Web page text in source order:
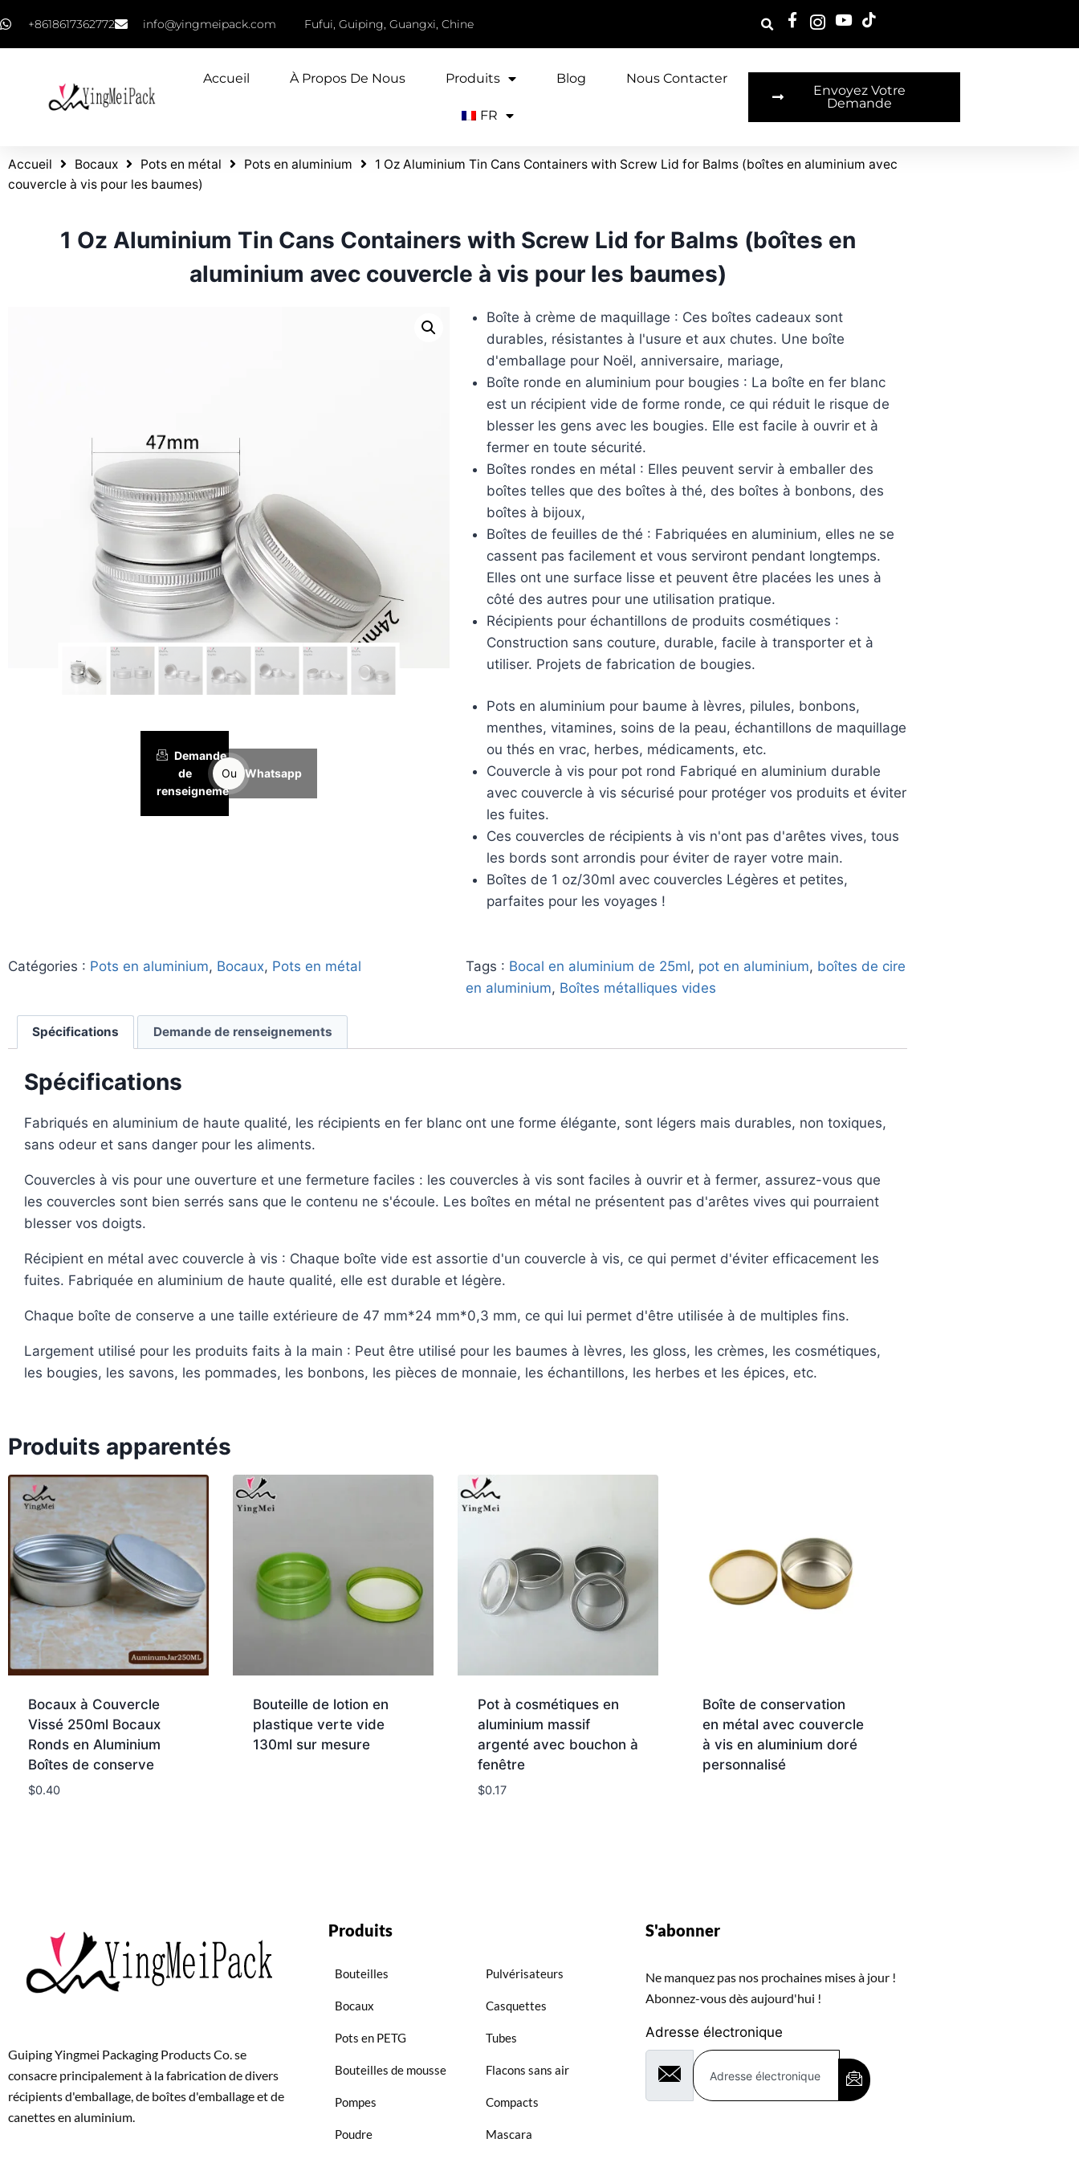
+8618617362772 info@yingmeipack.com Fufui, Guiping, Guangxi, Chine
Accueil À Propos De Nous Produits Blog Nous Contacter
FR
Envoyez Votre
Demande
Accueil Bocaux Pots en métal Pots en aluminium
1 Oz Aluminium Tin Cans Containers with Screw Lid for Balms (boîtes en aluminium avec
couvercle à vis pour les baumes)
1 Oz Aluminium Tin Cans Containers with Screw Lid for Balms (boîtes en
aluminium avec couvercle à vis pour les baumes)
Demande
de
renseignements
Ou Whatsapp
Boîte à crème de maquillage : Ces boîtes cadeaux sont
durables, résistantes à l'usure et aux chutes. Une boîte
d'emballage pour Noël, anniversaire, mariage,
Boîte ronde en aluminium pour bougies : La boîte en fer blanc
est un récipient vide de forme ronde, ce qui réduit le risque de
blesser les gens avec les bougies. Elle est facile à ouvrir et à
fermer en toute sécurité.
Boîtes rondes en métal : Elles peuvent servir à emballer des
boîtes telles que des boîtes à thé, des boîtes à bonbons, des
boîtes à bijoux,
Boîtes de feuilles de thé : Fabriquées en aluminium, elles ne se
cassent pas facilement et vous serviront pendant longtemps.
Elles ont une surface lisse et peuvent être placées les unes à
côté des autres pour une utilisation pratique.
Récipients pour échantillons de produits cosmétiques :
Construction sans couture, durable, facile à transporter et à
utiliser. Projets de fabrication de bougies.
Pots en aluminium pour baume à lèvres, pilules, bonbons,
menthes, vitamines, soins de la peau, échantillons de maquillage
ou thés en vrac, herbes, médicaments, etc.
Couvercle à vis pour pot rond Fabriqué en aluminium durable
avec couvercle à vis sécurisé pour protéger vos produits et éviter
les fuites.
Ces couvercles de récipients à vis n'ont pas d'arêtes vives, tous
les bords sont arrondis pour éviter de rayer votre main.
Boîtes de 1 oz/30ml avec couvercles Légères et petites,
parfaites pour les voyages !
Catégories : Pots en aluminium, Bocaux, Pots en métal Tags : Bocal en aluminium de 25ml, pot en aluminium, boîtes de cire
en aluminium, Boîtes métalliques vides
Spécifications Demande de renseignements
Spécifications
Fabriqués en aluminium de haute qualité, les récipients en fer blanc ont une forme élégante, sont légers mais durables, non toxiques,
sans odeur et sans danger pour les aliments.
Couvercles à vis pour une ouverture et une fermeture faciles : les couvercles à vis sont faciles à ouvrir et à fermer, assurez-vous que
les couvercles sont bien serrés sans que le contenu ne s'écoule. Les boîtes en métal ne présentent pas d'arêtes vives qui pourraient
blesser vos doigts.
Récipient en métal avec couvercle à vis : Chaque boîte vide est assortie d'un couvercle à vis, ce qui permet d'éviter efficacement les
fuites. Fabriquée en aluminium de haute qualité, elle est durable et légère.
Chaque boîte de conserve a une taille extérieure de 47 mm*24 mm*0,3 mm, ce qui lui permet d'être utilisée à de multiples fins.
Largement utilisé pour les produits faits à la main : Peut être utilisé pour les baumes à lèvres, les gloss, les crèmes, les cosmétiques,
les bougies, les savons, les pommades, les bonbons, les pièces de monnaie, les échantillons, les herbes et les épices, etc.
Produits apparentés
Bocaux à Couvercle
Vissé 250ml Bocaux
Ronds en Aluminium
Boîtes de conserve
$0.40
Bouteille de lotion en
plastique verte vide
130ml sur mesure
Pot à cosmétiques en
aluminium massif
argenté avec bouchon à
fenêtre
$0.17
Boîte de conservation
en métal avec couvercle
à vis en aluminium doré
personnalisé
Guiping Yingmei Packaging Products Co. se
consacre principalement à la fabrication de divers
récipients d'emballage, de boîtes d'emballage et de
canettes en aluminium.
Produits
Bouteilles
Bocaux
Pots en PETG
Bouteilles de mousse
Pompes
Poudre
Pulvérisateurs
Casquettes
Tubes
Flacons sans air
Compacts
Mascara
S'abonner
Ne manquez pas nos prochaines mises à jour !
Abonnez-vous dès aujourd'hui !
Adresse électronique